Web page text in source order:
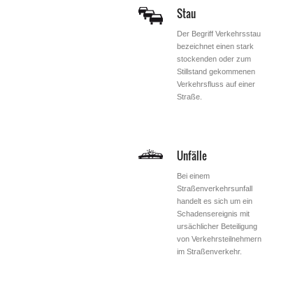
Stau
Der Begriff Verkehrsstau
bezeichnet einen stark
stockenden oder zum
Stillstand gekommenen
Verkehrsfluss auf einer
Straße.
Unfälle
Bei einem
Straßenverkehrsunfall
handelt es sich um ein
Schadensereignis mit
ursächlicher Beteiligung
von Verkehrsteilnehmern
im Straßenverkehr.